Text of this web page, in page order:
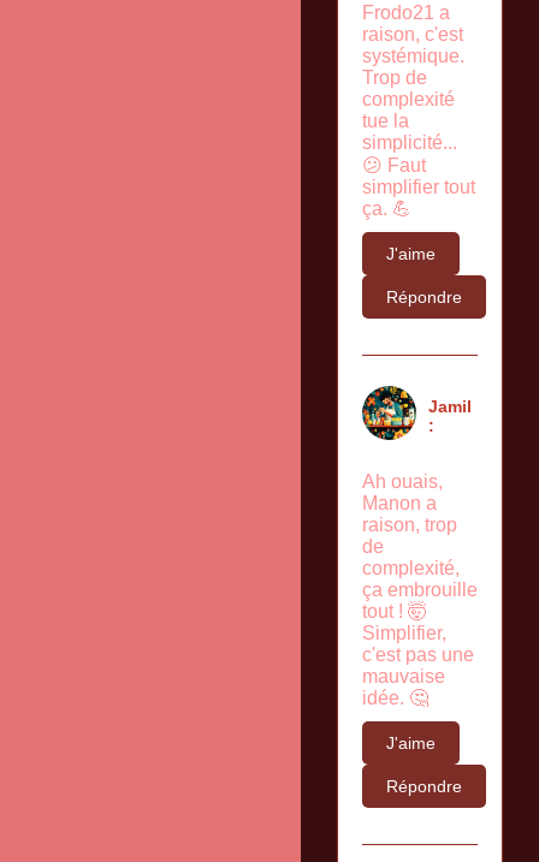
Frodo21 a
raison, c'est
systémique.
Trop de
complexité
tue la
simplicité...
😕 Faut
simplifier tout
ça. 💪
J'aime
Répondre
Jamil
:
Ah ouais,
Manon a
raison, trop
de
complexité,
ça embrouille
tout ! 🤯
Simplifier,
c'est pas une
mauvaise
idée. 🤔
J'aime
Répondre